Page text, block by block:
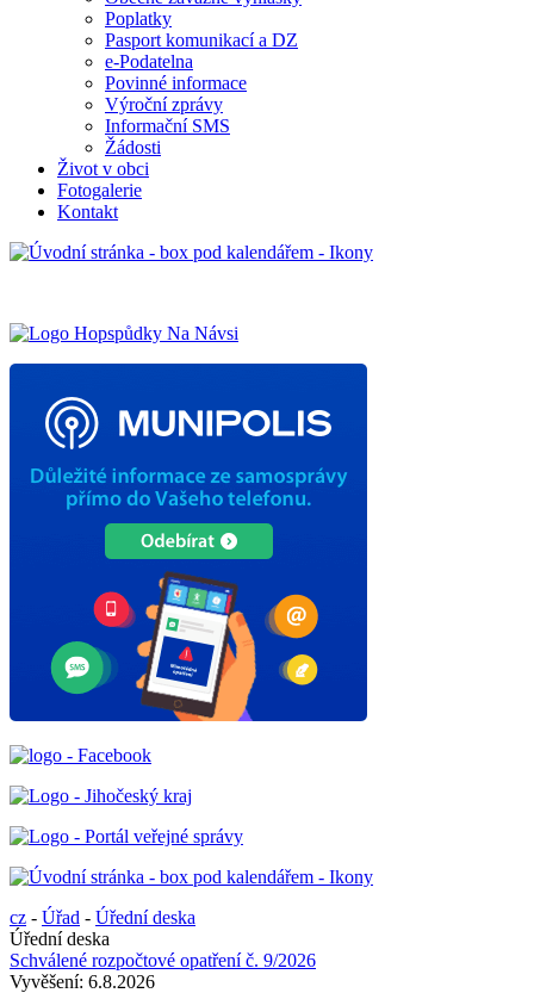
Poplatky
Pasport komunikací a DZ
e-Podatelna
Povinné informace
Výroční zprávy
Informační SMS
Žádosti
Život v obci
Fotogalerie
Kontakt
cz - Úřad - Úřední deska
Úřední deska
Schválené rozpočtové opatření č. 9/2026
Vyvěšení: 6.8.2026